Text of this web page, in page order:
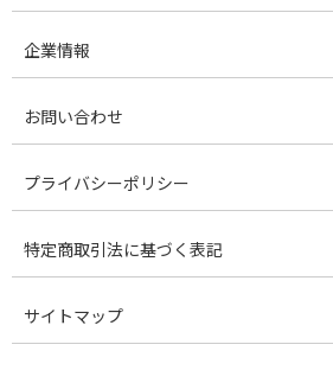
企業情報
お問い合わせ
プライバシーポリシー
特定商取引法に基づく表記
サイトマップ